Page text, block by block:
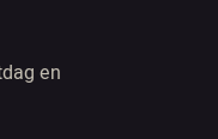
en